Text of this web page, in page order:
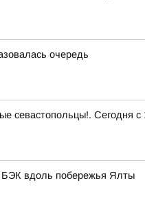
очередь
севастопольцы!.
БЭК вдоль побережья Ялты